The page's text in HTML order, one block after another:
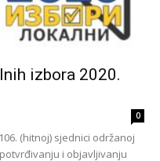
izbora 2020.
0
(hitnoj) sjednici održanoj
i objavljivanju